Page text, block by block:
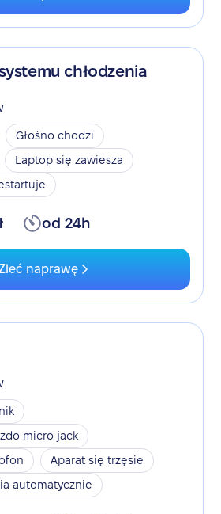
chłodzenia
Głośno chodzi
Laptop się zawiesza
od 24h
naprawę
micro jack
Aparat się trzęsie
automatycznie